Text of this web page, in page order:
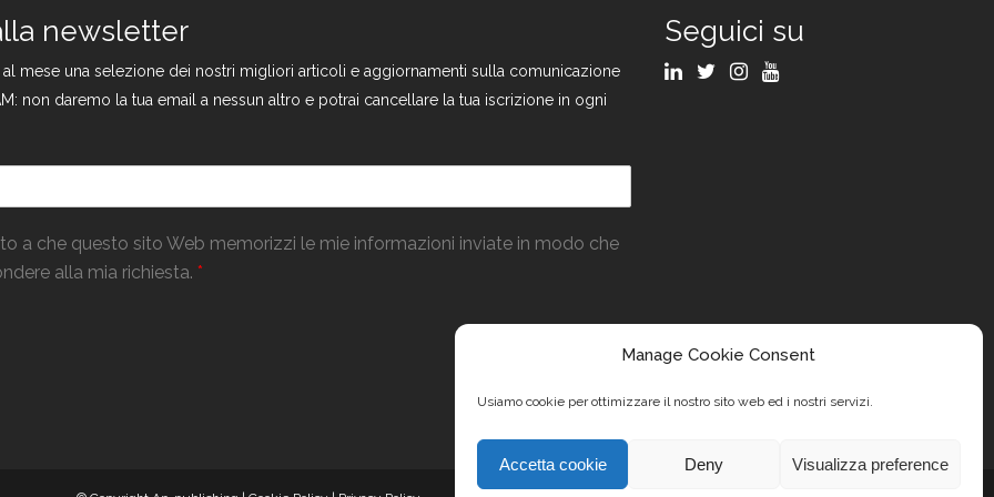
Manage Cookie Consent
Usiamo cookie per ottimizzare il nostro sito web ed i nostri servizi.
Accetta cookie Deny Visualizza preference
newsletter
al mese una selezione dei nostri migliori articoli e aggiornamenti sulla comunicazione
non daremo la tua email a nessun altro e potrai cancellare la tua iscrizione in ogni
a che questo sito Web memorizzi le mie informazioni inviate in modo che
alla mia richiesta. *
Seguici su